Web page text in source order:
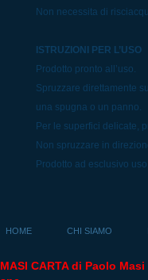
Non necessita di
ISTRUZIONI PER L’USO
Prodotto pronto all’uso.
Spruzzare direttamente
una spugna o un panno.
Per le superfici delicate,
Non spruzzare in
Prodotto ad esclusivo
HOME CHI SIAMO
MASI CARTA di Paolo Masi